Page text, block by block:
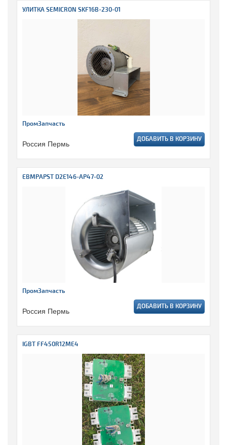
УЛИТКА SEMICRON SKF16B-230-01
ПромЗапчасть
Россия Пермь ДОБАВИТЬ В КОРЗИНУ
EBMPAPST D2E146-AP47-02
ПромЗапчасть
Россия Пермь ДОБАВИТЬ В КОРЗИНУ
IGBT FF450R12ME4